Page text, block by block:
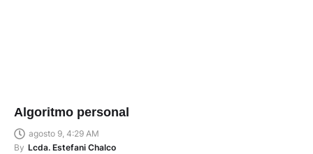
Algoritmo personal
agosto 9, 4:29 AM
By Lcda. Estefani Chalco